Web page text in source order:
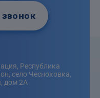
Республика
село Чесноковка,
дом 2А